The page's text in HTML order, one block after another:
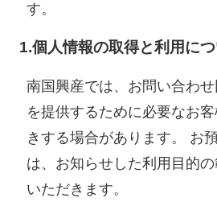
す。
1.個人情報の取得と利用に
南国興産では、お問い合わ
を提供するために必要なお
きする場合があります。 お
は、お知らせした利用目的
いただきます。